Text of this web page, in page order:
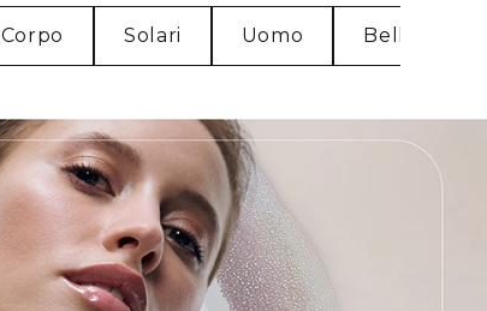
Corpo Solari Uomo Bellezza